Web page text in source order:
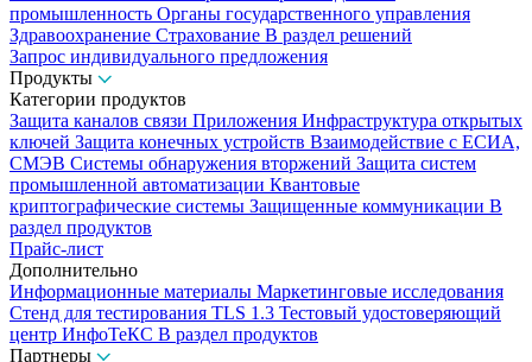
промышленность Органы государственного управления
Здравоохранение Страхование В раздел решений
Запрос индивидуального предложения
Продукты
Категории продуктов
Защита каналов связи Приложения Инфраструктура открытых
ключей Защита конечных устройств Взаимодействие с ЕСИА,
СМЭВ Системы обнаружения вторжений Защита систем
промышленной автоматизации Квантовые
криптографические системы Защищенные коммуникации В
раздел продуктов
Прайс-лист
Дополнительно
Информационные материалы Маркетинговые исследования
Стенд для тестирования TLS 1.3 Тестовый удостоверяющий
центр ИнфоТеКС В раздел продуктов
Партнеры